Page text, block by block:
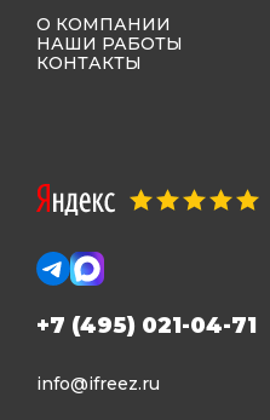
О КОМПАНИИ
НАШИ РАБОТЫ
КОНТАКТЫ
+7 (495) 021-04-71
info@ifreez.ru